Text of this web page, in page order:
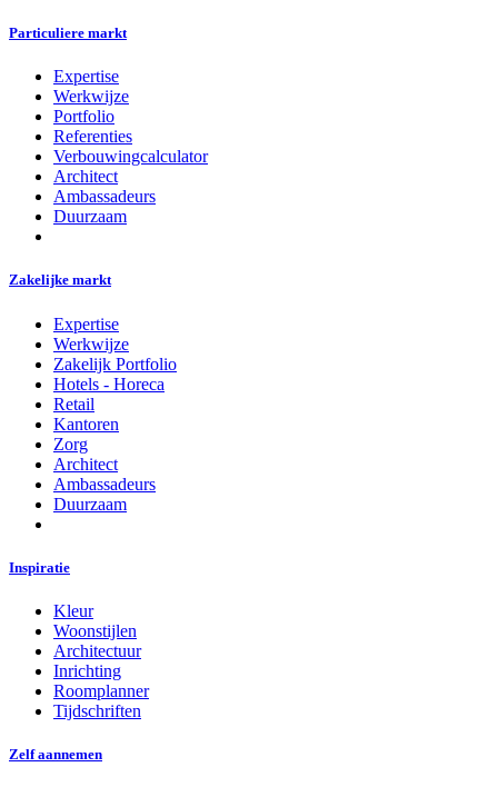
Particuliere markt
Expertise
Werkwijze
Portfolio
Referenties
Verbouwingcalculator
Architect
Ambassadeurs
Duurzaam
Zakelijke markt
Expertise
Werkwijze
Zakelijk Portfolio
Hotels - Horeca
Retail
Kantoren
Zorg
Architect
Ambassadeurs
Duurzaam
Inspiratie
Kleur
Woonstijlen
Architectuur
Inrichting
Roomplanner
Tijdschriften
Zelf aannemen